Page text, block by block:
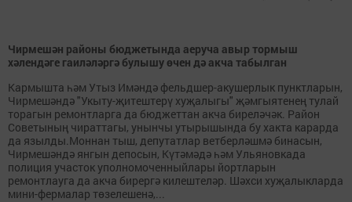
Чирмешән районы бюджетында аеруча авыр тормыш
хәлендәге гаиләләргә булышу өчен дә акча табылган
Кармышта һәм Утыз Имәндә фельдшер-акушерлык пунктларын,
Чирмешәндә "Укыту-җитештерү хуҗалыгы" җәмгыятенең тулай
торагын ремонтларга да бюджеттан акча биреләчәк. Район
Советының чираттагы, унынчы утырышында бу хакта карарда
да язылды.Моннан тыш, депутатлар ветберләшмә бинасын,
Чирмешәндә янгын депосын, Күтәмәдә һәм Ульяновкада
полиция участок уполномоченныйлары йортларын
ремонтлауга да акча бирергә килештеләр. Шәхси хуҗалыкларда
мини-фермалар төзелешенә,...